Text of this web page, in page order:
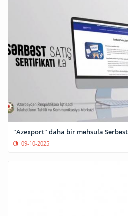
"Azexport" daha bir məhsula
09-10-2025